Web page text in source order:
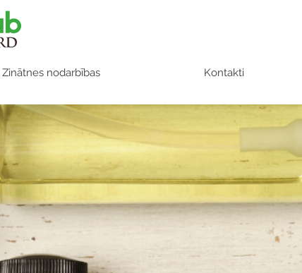
Zinātnes nodarbības Kontakti